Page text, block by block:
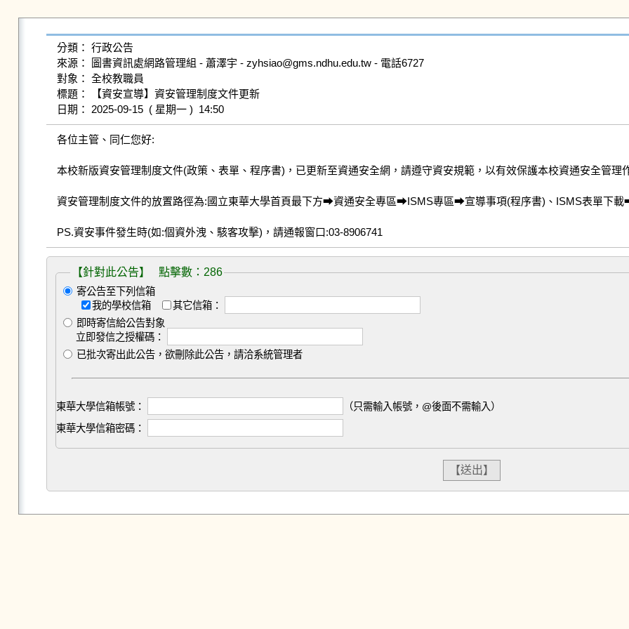
分類： 行政公告
來源： 圖書資訊處網路管理組 - 蕭澤宇 - zyhsiao@gms.ndhu.edu.tw - 電話6727
對象： 全校教職員
標題： 【資安宣導】資安管理制度文件更新
日期： 2025-09-15  ( 星期一 )  14:50
各位主管、同仁您好:
本校新版資安管理制度文件(政策、表單、程序書)，已更新至資通安全網，請遵守資安規範，以有效保護本校資通安全管理
資安管理制度文件的放置路徑為:國立東華大學首頁最下方⮕資通安全專區⮕ISMS專區⮕宣導事項(程序書)、ISMS表單下載
【針對此公告】 點擊數：286
寄公告至下列信箱
我的學校信箱
其它信箱：
即時寄信給公告對象
立即發信之授權碼：
已批次寄出此公告，欲刪除此公告，請洽系統管理者
東華大學信箱帳號：
（只需輸入帳號，@後面不需輸入）
東華大學信箱密碼：